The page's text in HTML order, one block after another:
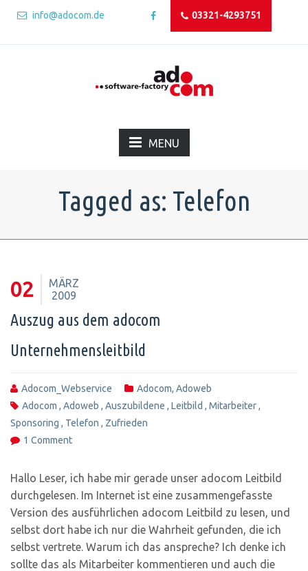
info@adocom.de 03321-4293751
MENU
Tagged as: Telefon
02
MÄRZ
2009
Auszug aus dem adocom
Unternehmensleitbild
Adocom_Webservice Adocom, Adoweb
Adocom , Adoweb , Auszubildene , Leitbild , Mitarbeiter,
Sponsoring , Telefon , Zufrieden
1 Comment
Hallo Leser, ich habe mir gerade unser adocom Leitbild
durchgelesen. Im Internet ist eine zusammengefasste
Version des ausführlichen adocom Leitbild zu lesen, und
selbst dort habe ich nur die Wahrheit gefunden, die ich
selbst vertrete. Warum ich das anspreche? Ich denke ich
sollte das als Mitarbeiter kommentieren und auch die